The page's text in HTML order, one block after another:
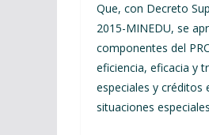
Que, con Decreto
2015-MINEDU, se
componentes del
eficiencia, eficacia y
especiales y créditos
situaciones